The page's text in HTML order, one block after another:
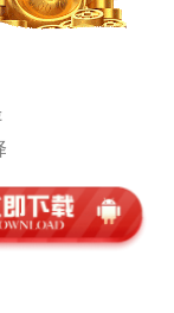
军、32岁的丹
水平的竞技